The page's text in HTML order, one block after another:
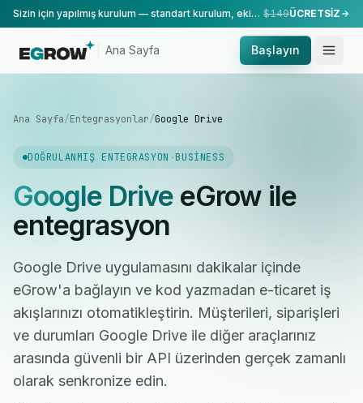
Sizin için yapılmış kurulum — standart kurulum, ekibimiz tarafından yapılır. $149ÜCRETSİZ
Ana Sayfa Başlayın
Ana Sayfa/Entegrasyonlar/Google Drive
DOĞRULANMIŞ ENTEGRASYON ·BUSINESS
Google DriveeGrow ile
entegrasyon
Google Drive uygulamasını dakikalar içinde
eGrow'a bağlayın ve kod yazmadan e-ticaret iş
akışlarınızı otomatikleştirin. Müşterileri, siparişleri
ve durumları Google Drive ile diğer araçlarınız
arasında güvenli bir API üzerinden gerçek zamanlı
olarak senkronize edin.